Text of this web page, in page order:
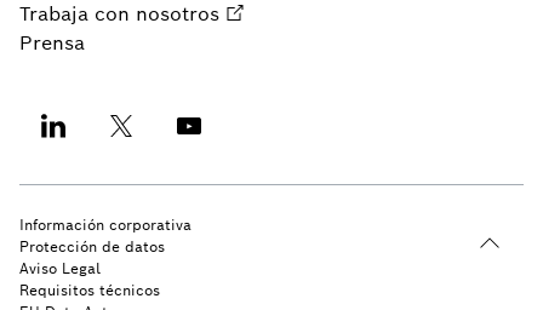
Trabaja con nosotros
Prensa
Información corporativa
Protección de datos
Aviso Legal
Requisitos técnicos